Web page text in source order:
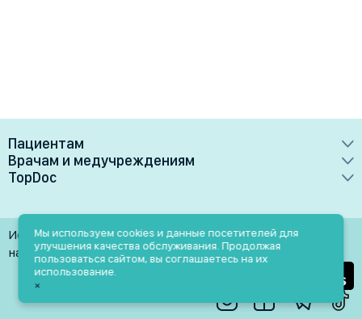
Пациентам
Врачи
Клиники
Лаборатории
Услуги
Блог
Акции и скидки
Врачам и медучреждениям
Преимущества
Медучреждениям
Врачам
TopDoc
Контакты
Помощь
Использование материалов разрешено только при
наличии активной ссылки на источник
Мы используем cookies и данные посетителей для
улучшения качества обслуживания. Продолжая
пользоваться сайтом, вы соглашаетесь на их
использование.
×